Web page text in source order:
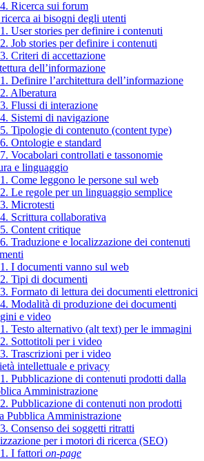
Ricerca sui forum
ai bisogni degli utenti
User stories per definire i contenuti
Job stories per definire i contenuti
Criteri di accettazione
dell’informazione
Definire l’architettura dell’informazione
Alberatura
Flussi di interazione
Sistemi di navigazione
Tipologie di contenuto (content type)
Ontologie e standard
Vocabolari controllati e tassonomie
e linguaggio
Come leggono le persone sul web
Le regole per un linguaggio semplice
Microtesti
Scrittura collaborativa
Content critique
Traduzione e localizzazione dei contenuti
I documenti vanno sul web
Tipi di documenti
Formato di lettura dei documenti elettronici
Modalità di produzione dei documenti
e video
Testo alternativo (alt text) per le immagini
Sottotitoli per i video
Trascrizioni per i video
intellettuale e privacy
Pubblicazione di contenuti prodotti dalla
Amministrazione
Pubblicazione di contenuti non prodotti
Pubblica Amministrazione
Consenso dei soggetti ritratti
per i motori di ricerca (SEO)
I fattori on-page